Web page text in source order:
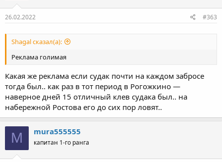
26.02.2022 #363
Shagal сказал(а):
Реклама голимая
Какая же реклама если судак почти на каждом забросе
тогда был.. как раз в тот период в Рогожкино —
наверное дней 15 отличный клев судака был.. на
набережной Ростова его до сих пор ловят..
M mura555555
капитан 1-го ранга